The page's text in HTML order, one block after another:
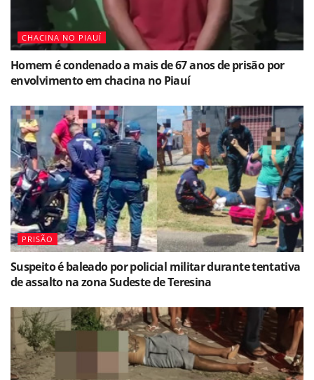
CHACINA NO PIAUÍ
Homem é condenado a mais de 67 anos de prisão por
envolvimento em chacina no Piauí
PRISÃO
Suspeito é baleado por policial militar durante tentativa
de assalto na zona Sudeste de Teresina